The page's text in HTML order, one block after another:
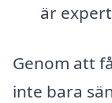
är
Genom att
inte bara